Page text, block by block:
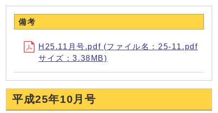
備考
H25.11月号.pdf (ファイル名：25-11.pdf
サイズ：3.38MB)
平成25年10月号